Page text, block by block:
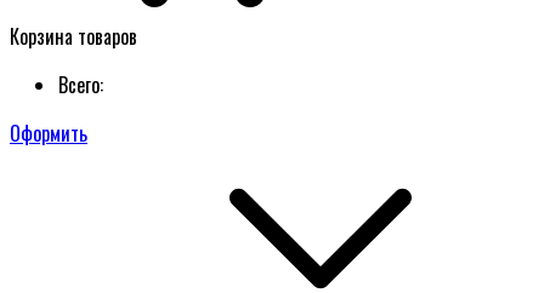
Корзина товаров
Всего:
Оформить